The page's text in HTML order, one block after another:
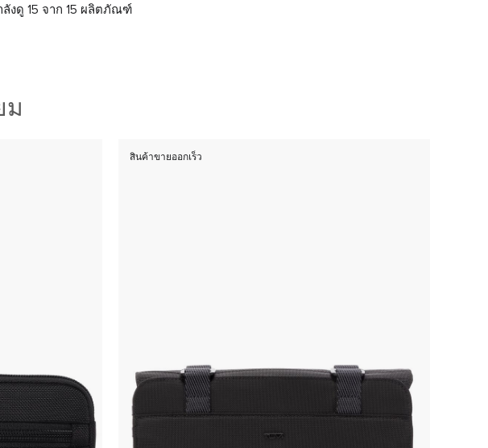
ลังดู 15 จาก 15 ผลิตภัณฑ์
ม
สินค้าขายออกเร็ว